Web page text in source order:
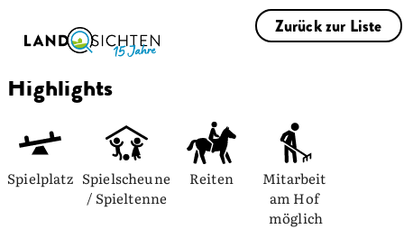
Zurück zur Liste
Highlights
Spielplatz Spielscheune
/ Spieltenne
Reiten
Mitarbeit
am Hof
möglich